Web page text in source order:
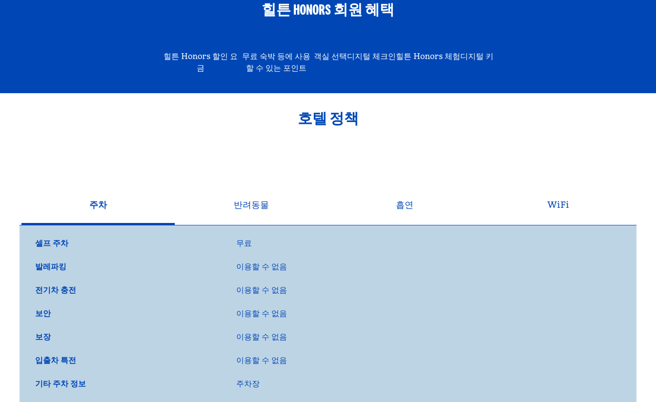
힐튼 HONORS 회원 혜택
힐튼 Honors 할인 요
금
무료 숙박 등에 사용
할 수 있는 포인트
객실 선택디지털 체크인힐튼 Honors 체험디지털 키
호텔 정책
주차 반려동물 흡연 WiFi
셀프 주차 무료
발레파킹 이용할 수 없음
전기차 충전 이용할 수 없음
보안 이용할 수 없음
보장 이용할 수 없음
입출차 특전 이용할 수 없음
기타 주차 정보 주차장